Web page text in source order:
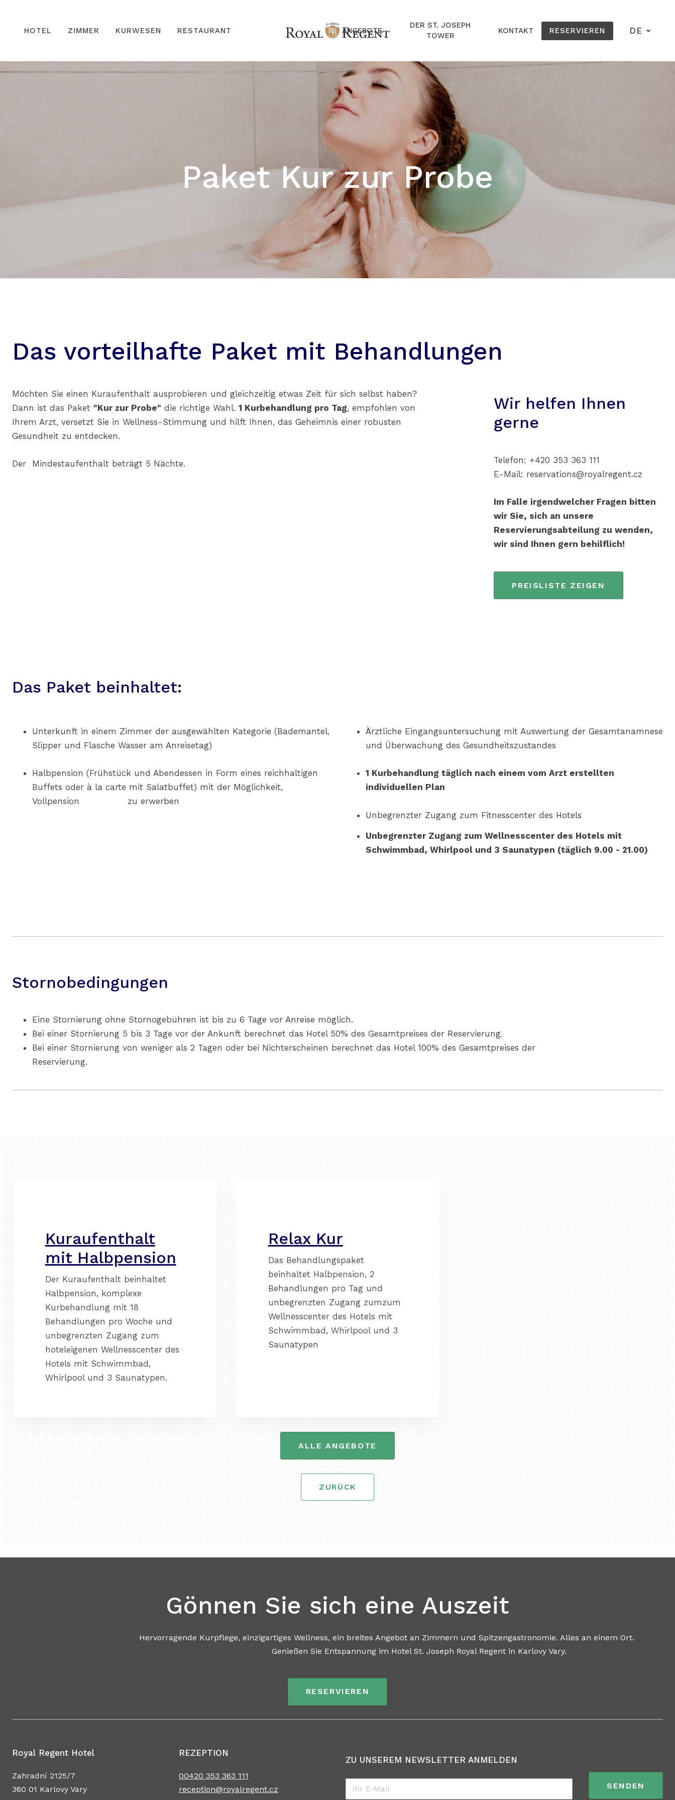
HOTEL ZIMMER KURWESEN RESTAURANT ANGEBOTE
DER ST. JOSEPH
TOWER
KONTAKT RESERVIEREN DE
Paket Kur zur Probe
Das vorteilhafte Paket mit Behandlungen
Möchten Sie einen Kuraufenthalt ausprobieren und gleichzeitig etwas Zeit für sich selbst haben?
Dann ist das Paket "Kur zur Probe" die richtige Wahl. 1 Kurbehandlung pro Tag, empfohlen von
Ihrem Arzt, versetzt Sie in Wellness-Stimmung und hilft Ihnen, das Geheimnis einer robusten
Gesundheit zu entdecken.
Der Mindestaufenthalt beträgt 5 Nächte.
Wir helfen Ihnen
gerne
Telefon: +420 353 363 111
E-Mail: reservations@royalregent.cz
Im Falle irgendwelcher Fragen bitten
wir Sie, sich an unsere
Reservierungsabteilung zu wenden,
wir sind Ihnen gern behilflich!
PREISLISTE ZEIGEN
Das Paket beinhaltet:
Unterkunft in einem Zimmer der ausgewählten Kategorie (Bademantel,
Slipper und Flasche Wasser am Anreisetag)
Halbpension (Frühstück und Abendessen in Form eines reichhaltigen
Buffets oder à la carte mit Salatbuffet) mit der Möglichkeit,
Vollpension zu erwerben
Ärztliche Eingangsuntersuchung mit Auswertung der Gesamtanamnese
und Überwachung des Gesundheitszustandes
1 Kurbehandlung täglich nach einem vom Arzt erstellten
individuellen Plan
Unbegrenzter Zugang zum Fitnesscenter des Hotels
Unbegrenzter Zugang zum Wellnesscenter des Hotels mit
Schwimmbad, Whirlpool und 3 Saunatypen (täglich 9.00 - 21.00)
Stornobedingungen
Eine Stornierung ohne Stornogebühren ist bis zu 6 Tage vor Anreise möglich.
Bei einer Stornierung 5 bis 3 Tage vor der Ankunft berechnet das Hotel 50% des Gesamtpreises der Reservierung.
Bei einer Stornierung von weniger als 2 Tagen oder bei Nichterscheinen berechnet das Hotel 100% des Gesamtpreises der
Reservierung.
Kuraufenthalt
mit Halbpension
Der Kuraufenthalt beinhaltet
Halbpension, komplexe
Kurbehandlung mit 18
Behandlungen pro Woche und
unbegrenzten Zugang zum
hoteleigenen Wellnesscenter des
Hotels mit Schwimmbad,
Whirlpool und 3 Saunatypen.
Relax Kur
Das Behandlungspaket
beinhaltet Halbpension, 2
Behandlungen pro Tag und
unbegrenzten Zugang zumzum
Wellnesscenter des Hotels mit
Schwimmbad, Whirlpool und 3
Saunatypen
ALLE ANGEBOTE
ZURÜCK
Gönnen Sie sich eine Auszeit
Hervorragende Kurpflege, einzigartiges Wellness, ein breites Angebot an Zimmern und Spitzengastronomie. Alles an einem Ort.
Genießen Sie Entspannung im Hotel St. Joseph Royal Regent in Karlovy Vary.
RESERVIEREN
Royal Regent Hotel
Zahradní 2125/7
360 01 Karlovy Vary
REZEPTION
00420 353 363 111
reception@royalregent.cz
ZU UNSEREM NEWSLETTER ANMELDEN
Email * SENDEN